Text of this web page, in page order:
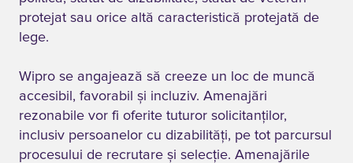
protejat sau orice altă caracteristică protejată de
lege.
Wipro se angajează să creeze un loc de muncă
accesibil, favorabil și incluziv. Amenajări
rezonabile vor fi oferite tuturor solicitanților,
inclusiv persoanelor cu dizabilități, pe tot parcursul
procesului de recrutare și selecție. Amenajările